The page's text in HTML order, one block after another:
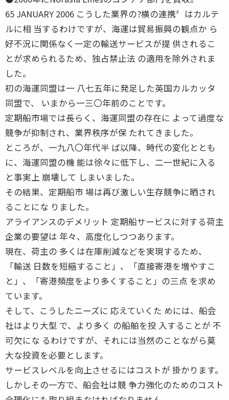
65 JANUARY 2006 こうした業界の?横の連携〞はカルテ
ルに相 当するわけですが、海運は貿易振興の観点か ら
好不況に関係なく一定の輸送サービスが提 供されるこ
とが求められるため、独占禁止法 の適用を除外されま
した。
初の海運同盟は一 八七五年に発足した英国カルカッタ
同盟で、 いまから一三〇年前のことです。
定期船市場では長らく、海運同盟の存在に よって過度な
競争が抑制され、業界秩序が保 たれてきました。
ところが、一九八〇年代半 ば以降、時代の変化ととも
に、海運同盟の機 能は徐々に低下し、二一世紀に入る
と事実上 崩壊して しまいました。
その結果、定期船市 場は再び激しい生存競争に晒され
ることにな りました。
アライアンスのデメリット 定期船サービスに対する荷主
企業の要望は 年々、高度化しつつあります。
現在、荷主の 多くは在庫削減などを実現するため、
「輸送 日数を短縮すること」、「直接寄港を増やすこ
と」、「寄港頻度をより多くすること」の三点 を求め
ています。
そして、こうしたニーズに 応えていくた めには、船会
社はより大型 で、より多く の船舶を投 入することが 不
可欠にな るわけですが、それには当然のことながら莫
大な投資を必要とします。
サービスレベルを向上させるにはコストが 掛かります。
しかしその一方で、船会社は競 争力強化のためのコスト